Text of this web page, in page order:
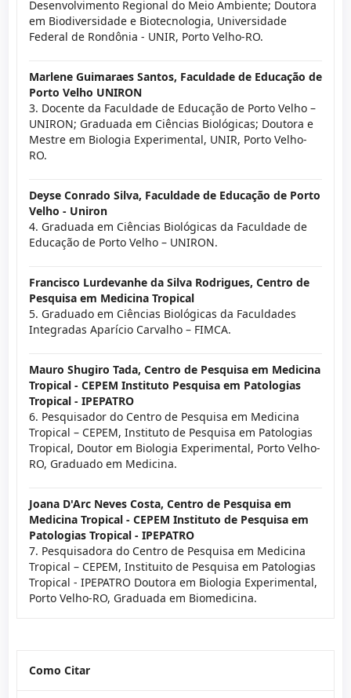
Desenvolvimento Regional do Meio Ambiente; Doutora
em Biodiversidade e Biotecnologia, Universidade
Federal de Rondônia - UNIR, Porto Velho-RO.
Marlene Guimaraes Santos, Faculdade de Educação de
Porto Velho UNIRON
3. Docente da Faculdade de Educação de Porto Velho –
UNIRON; Graduada em Ciências Biológicas; Doutora e
Mestre em Biologia Experimental, UNIR, Porto Velho-
RO.
Deyse Conrado Silva, Faculdade de Educação de Porto
Velho - Uniron
4. Graduada em Ciências Biológicas da Faculdade de
Educação de Porto Velho – UNIRON.
Francisco Lurdevanhe da Silva Rodrigues, Centro de
Pesquisa em Medicina Tropical
5. Graduado em Ciências Biológicas da Faculdades
Integradas Aparício Carvalho – FIMCA.
Mauro Shugiro Tada, Centro de Pesquisa em Medicina
Tropical - CEPEM Instituto Pesquisa em Patologias
Tropical - IPEPATRO
6. Pesquisador do Centro de Pesquisa em Medicina
Tropical – CEPEM, Instituto de Pesquisa em Patologias
Tropical, Doutor em Biologia Experimental, Porto Velho-
RO, Graduado em Medicina.
Joana D'Arc Neves Costa, Centro de Pesquisa em
Medicina Tropical - CEPEM Instituto de Pesquisa em
Patologias Tropical - IPEPATRO
7. Pesquisadora do Centro de Pesquisa em Medicina
Tropical – CEPEM, Instituito de Pesquisa em Patologias
Tropical - IPEPATRO Doutora em Biologia Experimental,
Porto Velho-RO, Graduada em Biomedicina.
Como Citar